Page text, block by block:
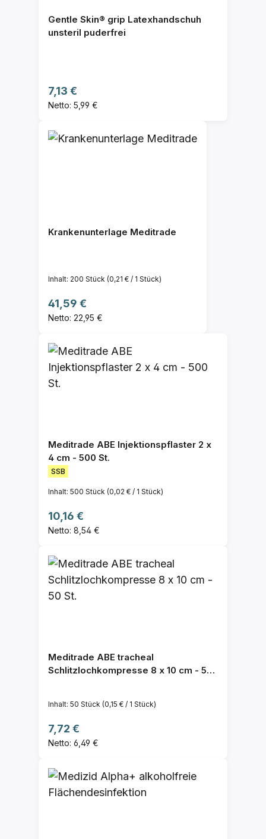
Gentle Skin® grip Latexhandschuh
unsteril puderfrei
Regulärer Preis:
7,13 €
Netto: 5,99 €
Krankenunterlage Meditrade
Inhalt: 200 Stück (0,21 € / 1 Stück)
Regulärer Preis:
41,59 €
Netto: 22,95 €
Meditrade ABE Injektionspflaster 2 x
4 cm - 500 St.
SSB
Inhalt: 500 Stück (0,02 € / 1 Stück)
Regulärer Preis:
10,16 €
Netto: 8,54 €
Meditrade ABE tracheal
Schlitzlochkompresse 8 x 10 cm - 50
Inhalt: 50 Stück (0,15 € / 1 Stück)
Regulärer Preis:
7,72 €
Netto: 6,49 €